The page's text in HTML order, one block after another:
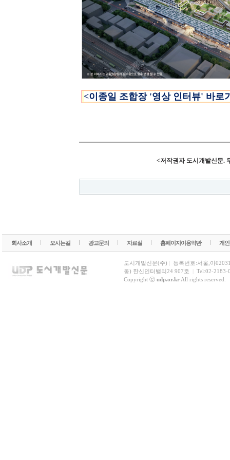
<이종일 조합장 '영상 인터뷰' 바로
<저작권자 도시개발신문.
회사소개 오시는길 광고문의 자료실 홈페이지이용약관 개
도시개발신문(주)
등록번호:서울,아
동) 한신인터밸리24 907호
Tel:02-2183-
Copyright ⓒ udp.or.krAll rights reserved.